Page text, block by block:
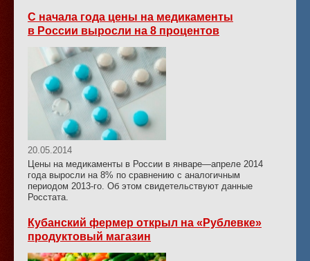
С начала года цены на медикаменты
в России выросли на 8 процентов
20.05.2014
Цены на медикаменты в России в январе—апреле 2014
года выросли на 8% по сравнению с аналогичным
периодом 2013-го. Об этом свидетельствуют данные
Росстата.
Кубанский фермер открыл на «Рублевке»
продуктовый магазин